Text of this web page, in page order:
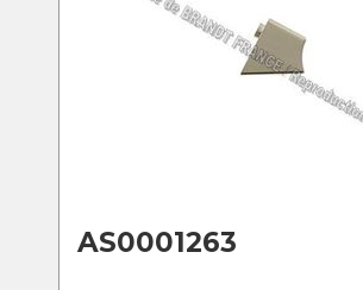
AS0001263